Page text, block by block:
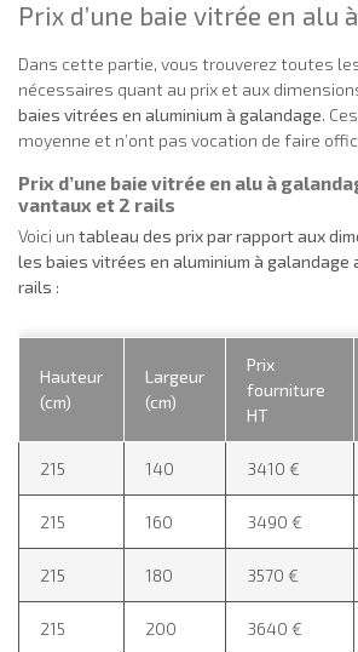
Prix d’une baie vitrée en alu
Dans cette partie, vous trouverez toutes
nécessaires quant au prix et aux
baies vitrées en aluminium à galandage.
moyenne et n’ont pas vocation de faire
Prix d’une baie vitrée en alu à
vantaux et 2 rails
Voici un tableau des prix par rapport aux
les baies vitrées en aluminium à galandage
rails :
Hauteur
(cm)
Largeur
(cm)
Prix
fourniture
HT
215 140 3410 €
215 160 3490 €
215 180 3570 €
215 200 3640 €